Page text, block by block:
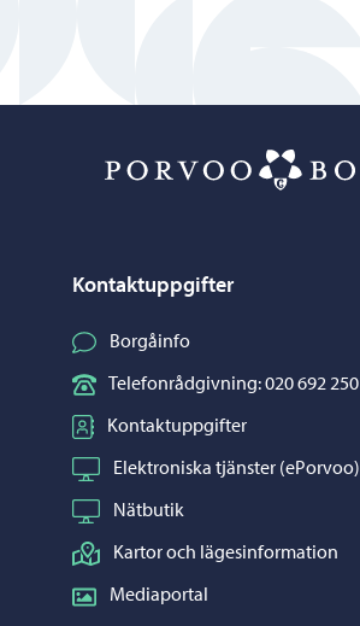
Kontaktuppgifter
Borgåinfo
Telefonrådgivning: 020 692 250
Kontaktuppgifter
Elektroniska tjänster (ePorvoo)
Nätbutik
Kartor och lägesinformation
Mediaportal